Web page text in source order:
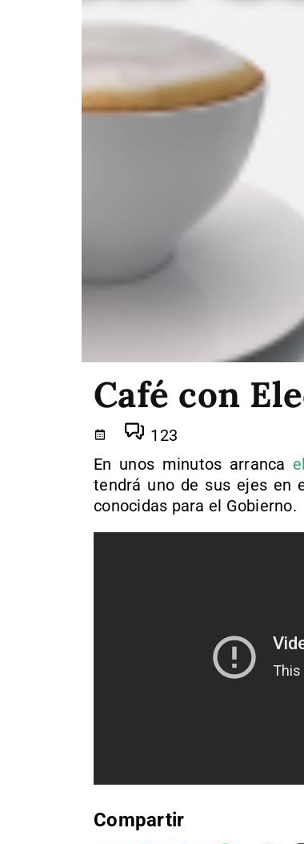
Café con
123
En unos minutos arranca
tendrá uno de sus ejes en
conocidas para el Gobierno.
Compartir